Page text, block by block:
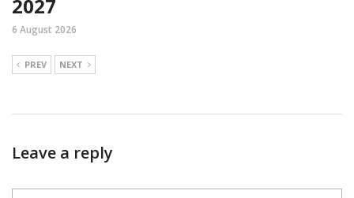
2027
6 August 2026
PREV NEXT
Leave a reply